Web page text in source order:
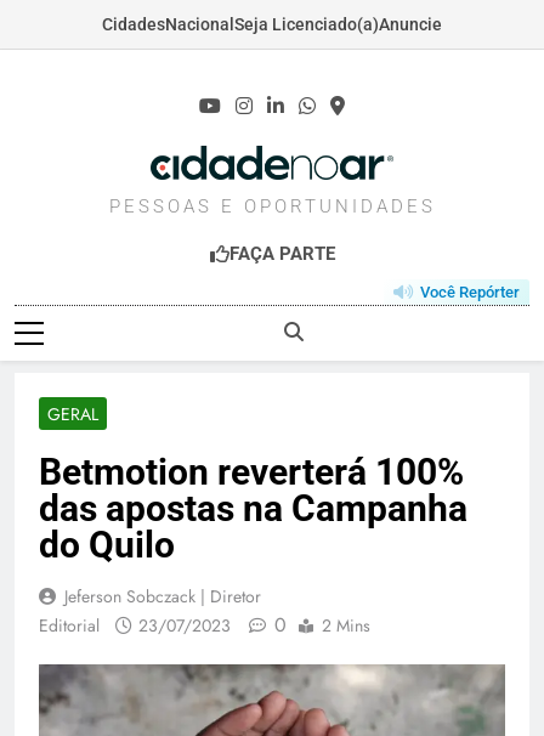
CidadesNacional Seja Licenciado(a)Anuncie
CIDADENOAR.COM
PESSOAS E OPORTUNIDADES
FAÇA PARTE
Você Repórter
GERAL
Betmotion reverterá 100%
das apostas na Campanha
do Quilo
Jeferson Sobczack | Diretor
Editorial
23/07/2023 0 2 Mins